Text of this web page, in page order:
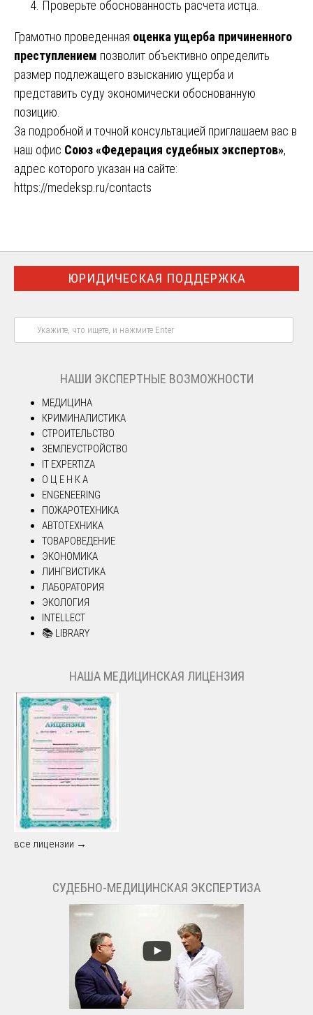
Проверьте обоснованность расчета истца.
Грамотно проведенная оценка ущерба причиненного
преступлением позволит объективно определить
размер подлежащего взысканию ущерба и
представить суду экономически обоснованную
позицию.
За подробной и точной консультацией приглашаем вас в
наш офис Союз «Федерация судебных экспертов»,
адрес которого указан на сайте:
https://medeksp.ru/contacts
ЮРИДИЧЕСКАЯ ПОДДЕРЖКА
НАШИ ЭКСПЕРТНЫЕ ВОЗМОЖНОСТИ
МЕДИЦИНА
КРИМИНАЛИСТИКА
СТРОИТЕЛЬСТВО
ЗЕМЛЕУСТРОЙСТВО
IT EXPERTIZA
О Ц Е Н К А
ENGENEERING
ПОЖАРОТЕХНИКА
АВТОТЕХНИКА
ТОВАРОВЕДЕНИЕ
ЭКОНОМИКА
ЛИНГВИСТИКА
ЛАБОРАТОРИЯ
ЭКОЛОГИЯ
INTELLECT
📚 LIBRARY
НАША МЕДИЦИНСКАЯ ЛИЦЕНЗИЯ
все лицензии →
СУДЕБНО-МЕДИЦИНСКАЯ ЭКСПЕРТИЗА